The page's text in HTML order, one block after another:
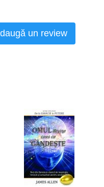
la obiect și a
un review